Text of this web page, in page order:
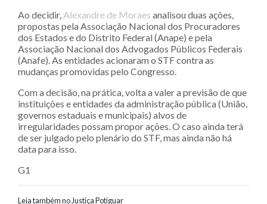
Ao decidir, Alexandre de Moraes analisou duas ações,
propostas pela Associação Nacional dos Procuradores
dos Estados e do Distrito Federal (Anape) e pela
Associação Nacional dos Advogados Públicos Federais
(Anafe). As entidades acionaram o STF contra as
mudanças promovidas pelo Congresso.
Com a decisão, na prática, volta a valer a previsão de que
instituições e entidades da administração pública (União,
governos estaduais e municipais) alvos de
irregularidades possam propor ações. O caso ainda terá
de ser julgado pelo plenário do STF, mas ainda não há
data para isso.
G1
Leia também no Justiça Potiguar